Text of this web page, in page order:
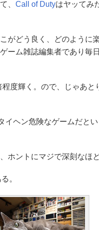
、 Call of Dutyはヤッてみ
がどう良く、どのように
ーム雑誌編集者であり毎
度輝く。ので、じゃあ
ヘン危険なゲームだとい
ントにマジで深刻なほ
。